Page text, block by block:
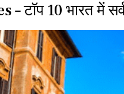
टॉप 10 भारत में